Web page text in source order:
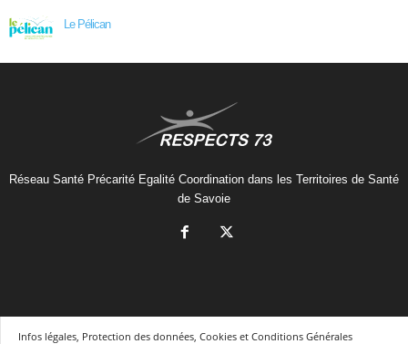
Le Pélican
Réseau Santé Précarité Egalité Coordination dans les Territoires de Santé
de Savoie
Infos légales, Protection des données, Cookies et Conditions Générales